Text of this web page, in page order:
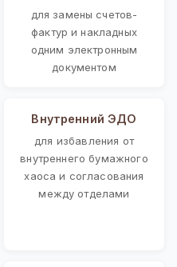
для замены счетов-
фактур и накладных
одним электронным
документом
Внутренний ЭДО
для избавления от
внутреннего бумажного
хаоса и согласования
между отделами